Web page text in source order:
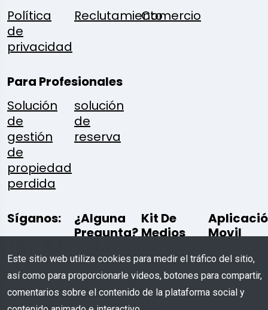
Política
de
privacidad
ReclutamientoComercio
Para Profesionales
Solución
de
gestión
de
propiedad
perdida
solución
de
reserva
Síganos:
¿Alguna
Pregunta?
Escríbenos
Kit De
Medios
Comunicación
Movil
Este sitio web utiliza cookies para medir el tráfico del sitio,
así como para proporcionarle videos, botones para compartir,
comentarios sobre el contenido de la plataforma social y